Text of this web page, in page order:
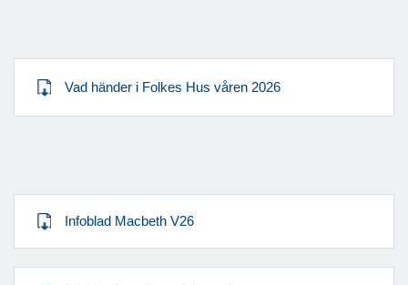
Vad händer i Folkes Hus våren 2026
Infoblad Macbeth V26